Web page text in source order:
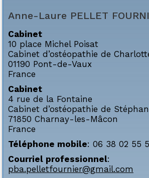
Anne-Laure PELLET
Cabinet
10 place Michel Poisat
Cabinet d’ostéopathie de
01190 Pont-de-Vaux
France
Cabinet
4 rue de la Fontaine
Cabinet d’ostéopathie de
71850 Charnay-les-Mâcon
France
Téléphone mobile: 06 38 02 55
Courriel professionnel:
pba.pelletfournier@gmail.com